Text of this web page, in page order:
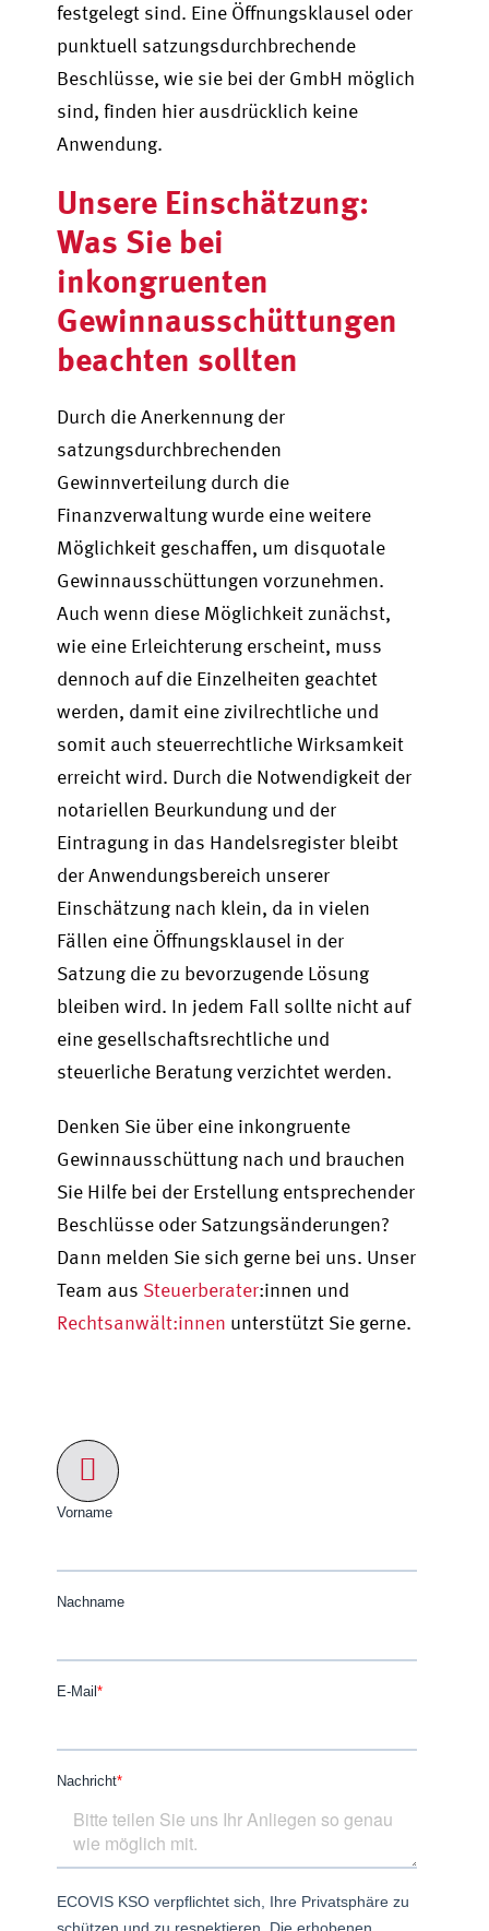
festgelegt sind. Eine Öffnungsklausel oder
punktuell satzungsdurchbrechende
Beschlüsse, wie sie bei der GmbH möglich
sind, finden hier ausdrücklich keine
Anwendung.
Unsere Einschätzung:
Was Sie bei
inkongruenten
Gewinnausschüttungen
beachten sollten
Durch die Anerkennung der
satzungsdurchbrechenden
Gewinnverteilung durch die
Finanzverwaltung wurde eine weitere
Möglichkeit geschaffen, um disquotale
Gewinnausschüttungen vorzunehmen.
Auch wenn diese Möglichkeit zunächst,
wie eine Erleichterung erscheint, muss
dennoch auf die Einzelheiten geachtet
werden, damit eine zivilrechtliche und
somit auch steuerrechtliche Wirksamkeit
erreicht wird. Durch die Notwendigkeit der
notariellen Beurkundung und der
Eintragung in das Handelsregister bleibt
der Anwendungsbereich unserer
Einschätzung nach klein, da in vielen
Fällen eine Öffnungsklausel in der
Satzung die zu bevorzugende Lösung
bleiben wird. In jedem Fall sollte nicht auf
eine gesellschaftsrechtliche und
steuerliche Beratung verzichtet werden.
Denken Sie über eine inkongruente
Gewinnausschüttung nach und brauchen
Sie Hilfe bei der Erstellung entsprechender
Beschlüsse oder Satzungsänderungen?
Dann melden Sie sich gerne bei uns. Unser
Team aus Steuerberater:innen und
Rechtsanwält:innen unterstützt Sie gerne.